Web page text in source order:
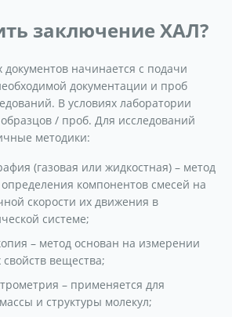
заключение ХАЛ?
начинается с подачи
документации и проб
В условиях лаборатории
/ проб. Для исследований
методики:
(газовая или жидкостная) – метод
компонентов смесей на
скорости их движения в
системе;
– метод основан на измерении
вещества;
– применяется для
и структуры молекул;